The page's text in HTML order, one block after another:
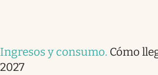
Ingresos y consumo. Cómo
2027